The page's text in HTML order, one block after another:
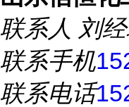
联系人 刘
联系手机
联系电话